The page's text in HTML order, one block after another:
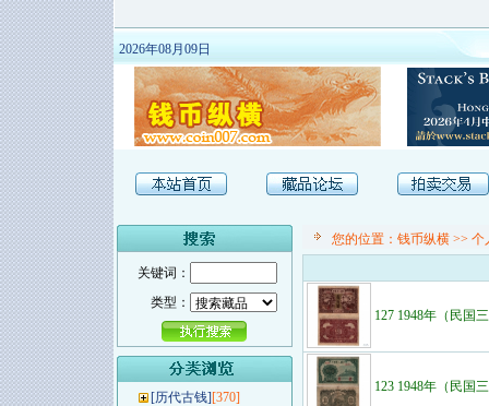
2026年08月09日
关键词：
类型：
[历代古钱][370]
您的位置： 钱币纵横 >> 个
127 1948年（民国
123 1948年（民国